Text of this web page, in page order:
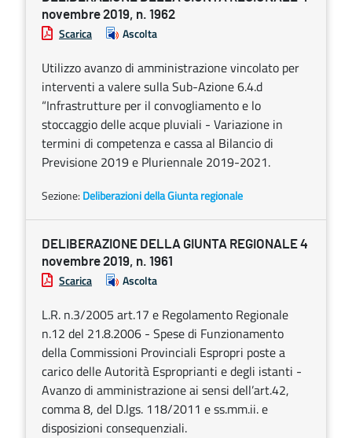
novembre 2019, n. 1962
Scarica Ascolta
Utilizzo avanzo di amministrazione vincolato per
interventi a valere sulla Sub-Azione 6.4.d
“Infrastrutture per il convogliamento e lo
stoccaggio delle acque pluviali - Variazione in
termini di competenza e cassa al Bilancio di
Previsione 2019 e Pluriennale 2019-2021.
Sezione: Deliberazioni della Giunta regionale
DELIBERAZIONE DELLA GIUNTA REGIONALE 4
novembre 2019, n. 1961
Scarica Ascolta
L.R. n.3/2005 art.17 e Regolamento Regionale
n.12 del 21.8.2006 - Spese di Funzionamento
della Commissioni Provinciali Espropri poste a
carico delle Autorità Esproprianti e degli istanti -
Avanzo di amministrazione ai sensi dell’art.42,
comma 8, del D.lgs. 118/2011 e ss.mm.ii. e
disposizioni consequenziali.